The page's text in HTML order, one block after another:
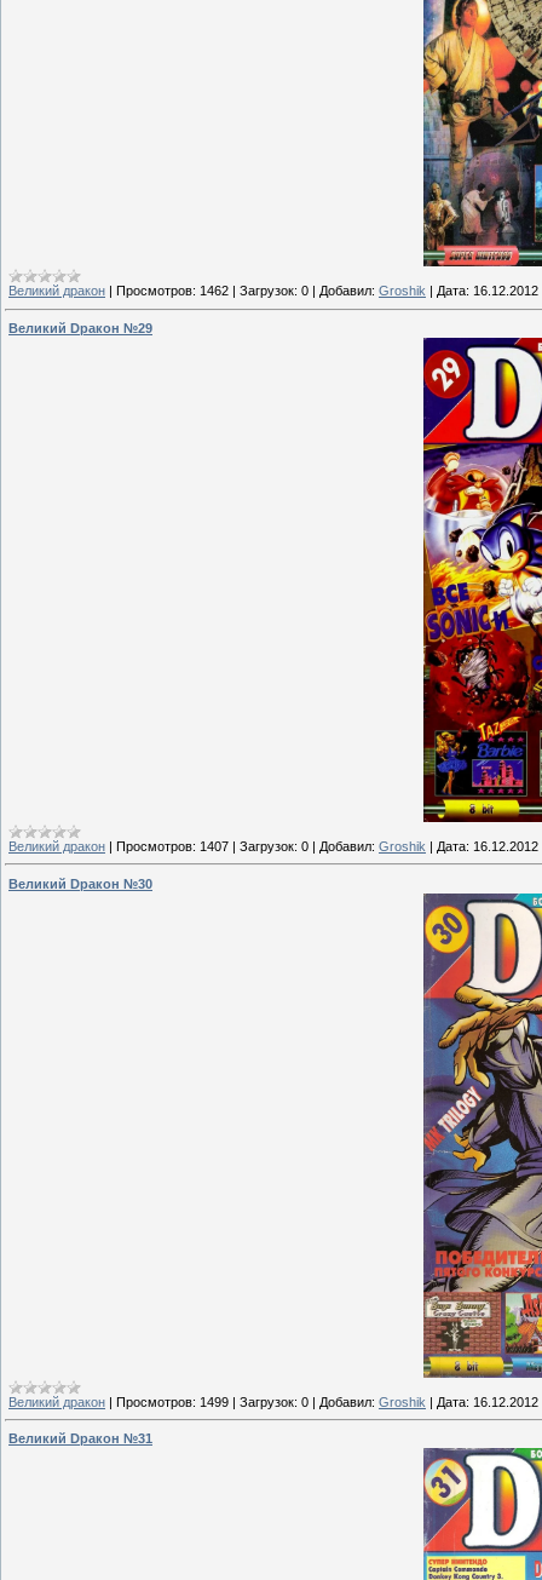
Великий дракон Просмотров: 1462 Загрузок: 0 Добавил: Groshik Дата: 16.12.2012
Великий Dракон №29
Великий дракон | Просмотров: 1407 | Загрузок: 0 | Добавил: Groshik | Дата: 16.12.2012
Великий Dракон №30
Великий дракон | Просмотров: 1499 | Загрузок: 0 | Добавил: Groshik | Дата: 16.12.2012
Великий Dракон №31